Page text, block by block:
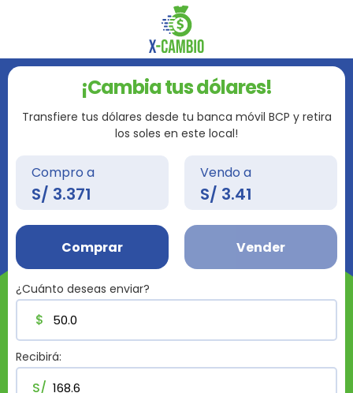
¡Cambia tus dólares!
Transfiere tus dólares desde tu banca móvil BCP y retira
los soles en este local!
Compro a
S/ 3.371
Comprar
Vendo a
S/ 3.41
Vender
¿Cuánto deseas enviar?
$
Recibirá:
S/